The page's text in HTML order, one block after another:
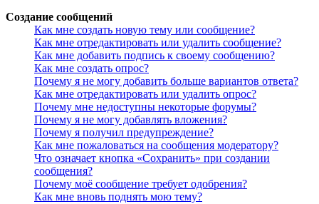
Создание сообщений
Как мне создать новую тему или сообщение?
Как мне отредактировать или удалить сообщение?
Как мне добавить подпись к своему сообщению?
Как мне создать опрос?
Почему я не могу добавить больше вариантов ответа?
Как мне отредактировать или удалить опрос?
Почему мне недоступны некоторые форумы?
Почему я не могу добавлять вложения?
Почему я получил предупреждение?
Как мне пожаловаться на сообщения модератору?
Что означает кнопка «Сохранить» при создании
сообщения?
Почему моё сообщение требует одобрения?
Как мне вновь поднять мою тему?